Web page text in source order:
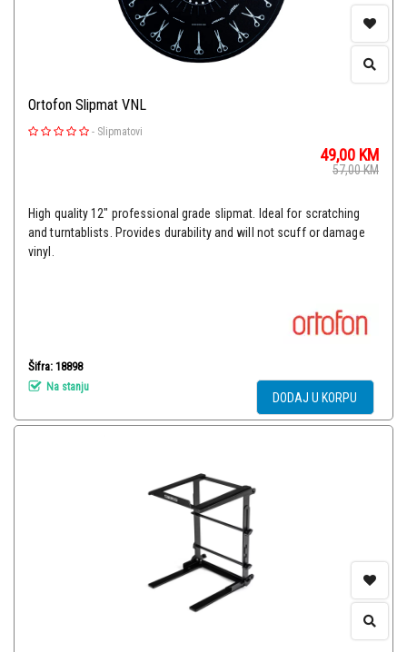
Ortofon Slipmat VNL
- Slipmatovi
49,00 KM
57,00KM
High quality 12" professional grade slipmat. Ideal for scratching
and turntablists. Provides durability and will not scuff or damage
vinyl.
Šifra: 18898
Na stanju
DODAJ U KORPU